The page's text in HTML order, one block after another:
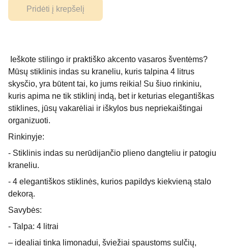
Pridėti į krepšelį
Ieškote stilingo ir praktiško akcento vasaros šventėms?
Mūsų stiklinis indas su kraneliu, kuris talpina 4 litrus
skysčio, yra būtent tai, ko jums reikia! Su šiuo rinkiniu,
kuris apima ne tik stiklinį indą, bet ir keturias elegantiškas
stiklines, jūsų vakarėliai ir iškylos bus nepriekaištingai
organizuoti.
Rinkinyje:
- Stiklinis indas su nerūdijančio plieno dangteliu ir patogiu
kraneliu.
- 4 elegantiškos stiklinės, kurios papildys kiekvieną stalo
dekorą.
Savybės:
- Talpa: 4 litrai
– idealiai tinka limonadui, šviežiai spaustoms sulčių,